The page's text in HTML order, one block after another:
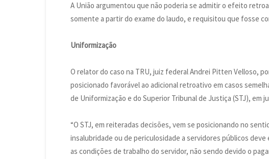
A União argumentou que não poderia se admitir o efeito
somente a partir do exame do laudo, e requisitou que fosse
Uniformização
O relator do caso na TRU, juiz federal Andrei Pitten Velloso,
posicionado favorável ao adicional retroativo em casos
de Uniformização e do Superior Tribunal de Justiça (STJ), em
“O STJ, em reiteradas decisões, vem se posicionando no
insalubridade ou de periculosidade a servidores públicos
as condições de trabalho do servidor, não sendo devido o